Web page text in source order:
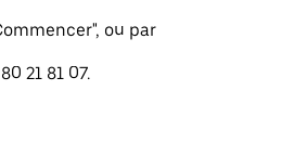
ou par
21 81 07.